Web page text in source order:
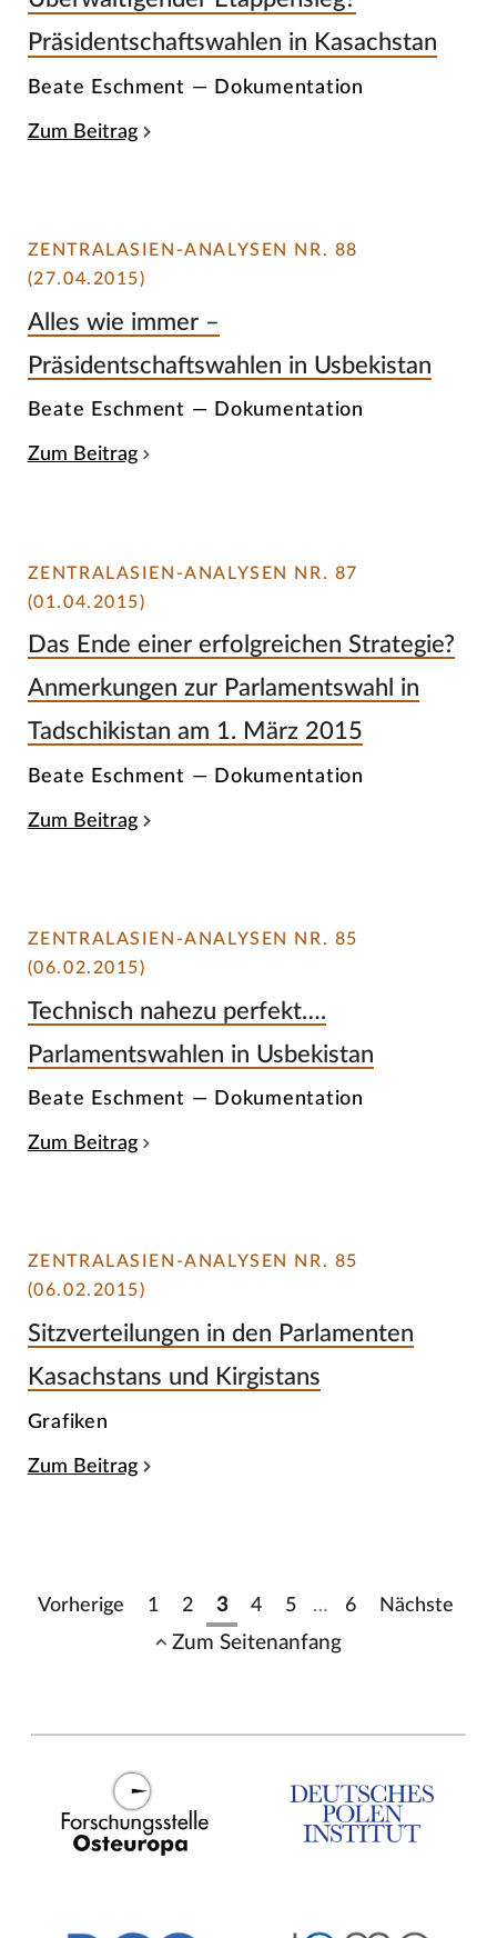
Präsidentschaftswahlen in Kasachstan
Beate Eschment — Dokumentation
Zum Beitrag
ZENTRALASIEN-ANALYSEN NR. 88
(27.04.2015)
Alles wie immer –
Präsidentschaftswahlen in Usbekistan
Beate Eschment — Dokumentation
Zum Beitrag
ZENTRALASIEN-ANALYSEN NR. 87
(01.04.2015)
Das Ende einer erfolgreichen Strategie?
Anmerkungen zur Parlamentswahl in
Tadschikistan am 1. März 2015
Beate Eschment — Dokumentation
Zum Beitrag
ZENTRALASIEN-ANALYSEN NR. 85
(06.02.2015)
Technisch nahezu perfekt….
Parlamentswahlen in Usbekistan
Beate Eschment — Dokumentation
Zum Beitrag
ZENTRALASIEN-ANALYSEN NR. 85
(06.02.2015)
Sitzverteilungen in den Parlamenten
Kasachstans und Kirgistans
Grafiken
Zum Beitrag
Vorherige 1 2 3 4 5 … 6 Nächste
Zum Seitenanfang